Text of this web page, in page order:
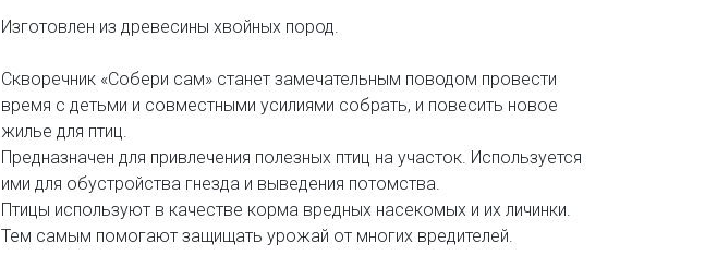
Изготовлен из древесины хвойных пород.
Скворечник «Собери сам» станет замечательным поводом провести
время с детьми и совместными усилиями собрать, и повесить новое
жилье для птиц.
Предназначен для привлечения полезных птиц на участок. Используется
ими для обустройства гнезда и выведения потомства.
Птицы используют в качестве корма вредных насекомых и их личинки.
Тем самым помогают защищать урожай от многих вредителей.